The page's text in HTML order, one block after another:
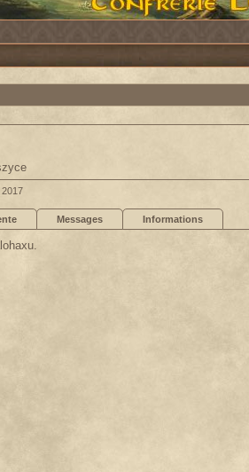
Messages Informations